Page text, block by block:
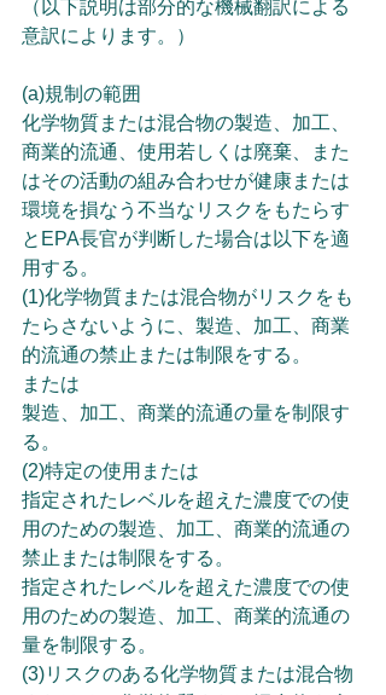
（以下説明は部分的な機械翻訳による
意訳によります。）
(a)規制の範囲
化学物質または混合物の製造、加工、
商業的流通、使用若しくは廃棄、また
はその活動の組み合わせが健康または
環境を損なう不当なリスクをもたらす
とEPA長官が判断した場合は以下を適
用する。
(1)化学物質または混合物がリスクをも
たらさないように、製造、加工、商業
的流通の禁止または制限をする。
または
製造、加工、商業的流通の量を制限す
る。
(2)特定の使用または
指定されたレベルを超えた濃度での使
用のための製造、加工、商業的流通の
禁止または制限をする。
指定されたレベルを超えた濃度での使
用のための製造、加工、商業的流通の
量を制限する。
(3)リスクのある化学物質または混合物